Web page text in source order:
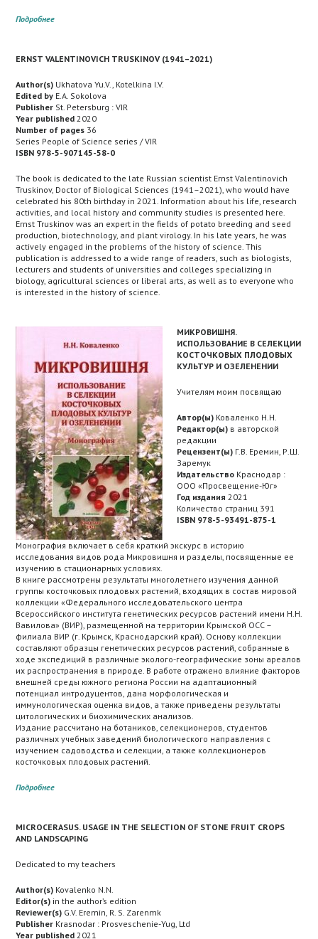
Подробнее
ERNST VALENTINOVICH TRUSKINOV (1941–2021)
Author(s) Ukhatova Yu.V., Kotelkina I.V.
Edited by E.A. Sokolova
Publisher St. Petersburg : VIR
Year published 2020
Number of pages 36
Series People of Science series / VIR
ISBN 978-5-907145-58-0
The book is dedicated to the late Russian scientist Ernst Valentinovich
Truskinov, Doctor of Biological Sciences (1941–2021), who would have
celebrated his 80th birthday in 2021. Information about his life, research
activities, and local history and community studies is presented here.
Ernst Truskinov was an expert in the fields of potato breeding and seed
production, biotechnology, and plant virology. In his late years, he was
actively engaged in the problems of the history of science. This
publication is addressed to a wide range of readers, such as biologists,
lecturers and students of universities and colleges specializing in
biology, agricultural sciences or liberal arts, as well as to everyone who
is interested in the history of science.
МИКРОВИШНЯ.
ИСПОЛЬЗОВАНИЕ В СЕЛЕКЦИИ
КОСТОЧКОВЫХ ПЛОДОВЫХ
КУЛЬТУР И ОЗЕЛЕНЕНИИ
Учителям моим посвящаю
Автор(ы) Коваленко Н.Н.
Редактор(ы) в авторской
редакции
Рецензент(ы) Г.В. Еремин, Р.Ш.
Заремук
Издательство Краснодар :
ООО «Просвещение-Юг»
Год издания 2021
Количество страниц 391
ISBN 978-5-93491-875-1
Монография включает в себя краткий экскурс в историю
исследования видов рода Микровишня и разделы, посвященные ее
изучению в стационарных условиях.
В книге рассмотрены результаты многолетнего изучения данной
группы косточковых плодовых растений, входящих в состав мировой
коллекции «Федерального исследовательского центра
Всероссийского института генетических ресурсов растений имени Н.Н.
Вавилова» (ВИР), размещенной на территории Крымской ОСС –
филиала ВИР (г. Крымск, Краснодарский край). Основу коллекции
составляют образцы генетических ресурсов растений, собранные в
ходе экспедиций в различные эколого-географические зоны ареалов
их распространения в природе. В работе отражено влияние факторов
внешней среды южного региона России на адаптационный
потенциал интродуцентов, дана морфологическая и
иммунологическая оценка видов, а также приведены результаты
цитологических и биохимических анализов.
Издание рассчитано на ботаников, селекционеров, студентов
различных учебных заведений биологического направления с
изучением садоводства и селекции, а также коллекционеров
косточковых плодовых растений.
Подробнее
MICROCERASUS. USAGE IN THE SELECTION OF STONE FRUIT CROPS
AND LANDSCAPING
Dedicated to my teachers
Author(s) Kovalenko N.N.
Editor(s) in the author’s edition
Reviewer(s) G.V. Eremin, R. S. Zarenmk
Publisher Krasnodar : Prosveschenie-Yug, Ltd
Year published 2021